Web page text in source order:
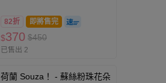
82折 即將售完
$370 $450
已售出 2
荷蘭 Souza！ - 蘇絲粉珠花朵